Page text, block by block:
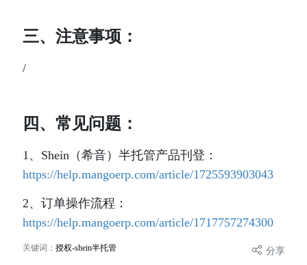
三、注意事项：
/
四、常见问题：
1、Shein（希音）半托管产品刊登：
https://help.mangoerp.com/article/1725593903043
2、订单操作流程：
https://help.mangoerp.com/article/1717757274300
关键词： 授权-shein半托管 分享